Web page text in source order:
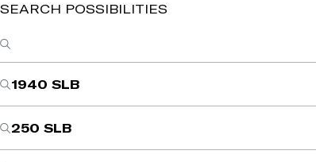
SEARCH POSSIBILITIES
1940 SLB
250 SLB